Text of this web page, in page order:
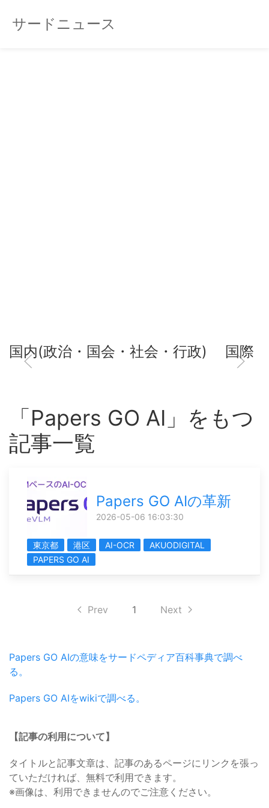
サードニュース
国内(政治・国会・社会・行政) 国際
「Papers GO AI」をもつ
記事一覧
Papers GO AIの革新
2026-05-06 16:03:30
東京都 港区 AI-OCR
AKUODIGITAL
PAPERS GO AI
Prev 1 Next
Papers GO AIの意味をサードペディア百科事典で調べ
る。
Papers GO AIをwikiで調べる。
【記事の利用について】
タイトルと記事文章は、記事のあるページにリンクを張っ
ていただければ、無料で利用できます。
※画像は、利用できませんのでご注意ください。